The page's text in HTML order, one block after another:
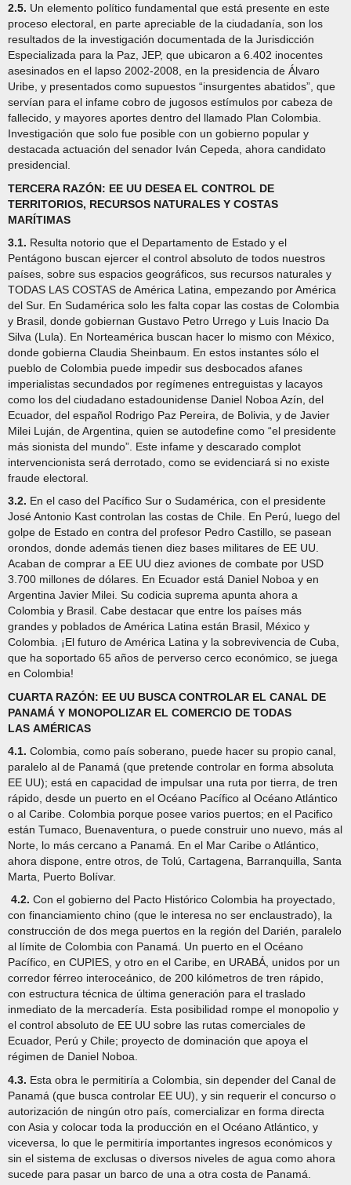
2.5. Un elemento político fundamental que está presente en este
proceso electoral, en parte apreciable de la ciudadanía, son los
resultados de la investigación documentada de la Jurisdicción
Especializada para la Paz, JEP, que ubicaron a 6.402 inocentes
asesinados en el lapso 2002-2008, en la presidencia de Álvaro
Uribe, y presentados como supuestos “insurgentes abatidos”, que
servían para el infame cobro de jugosos estímulos por cabeza de
fallecido, y mayores aportes dentro del llamado Plan Colombia.
Investigación que solo fue posible con un gobierno popular y
destacada actuación del senador Iván Cepeda, ahora candidato
presidencial.
TERCERA RAZÓN: EE UU DESEA EL CONTROL DE
TERRITORIOS, RECURSOS NATURALES Y COSTAS
MARÍTIMAS
3.1. Resulta notorio que el Departamento de Estado y el
Pentágono buscan ejercer el control absoluto de todos nuestros
países, sobre sus espacios geográficos, sus recursos naturales y
TODAS LAS COSTAS de América Latina, empezando por América
del Sur. En Sudamérica solo les falta copar las costas de Colombia
y Brasil, donde gobiernan Gustavo Petro Urrego y Luis Inacio Da
Silva (Lula). En Norteamérica buscan hacer lo mismo con México,
donde gobierna Claudia Sheinbaum. En estos instantes sólo el
pueblo de Colombia puede impedir sus desbocados afanes
imperialistas secundados por regímenes entreguistas y lacayos
como los del ciudadano estadounidense Daniel Noboa Azín, del
Ecuador, del español Rodrigo Paz Pereira, de Bolivia, y de Javier
Milei Luján, de Argentina, quien se autodefine como “el presidente
más sionista del mundo”. Este infame y descarado complot
intervencionista será derrotado, como se evidenciará si no existe
fraude electoral.
3.2. En el caso del Pacífico Sur o Sudamérica, con el presidente
José Antonio Kast controlan las costas de Chile. En Perú, luego del
golpe de Estado en contra del profesor Pedro Castillo, se pasean
orondos, donde además tienen diez bases militares de EE UU.
Acaban de comprar a EE UU diez aviones de combate por USD
3.700 millones de dólares. En Ecuador está Daniel Noboa y en
Argentina Javier Milei. Su codicia suprema apunta ahora a
Colombia y Brasil. Cabe destacar que entre los países más
grandes y poblados de América Latina están Brasil, México y
Colombia. ¡El futuro de América Latina y la sobrevivencia de Cuba,
que ha soportado 65 años de perverso cerco económico, se juega
en Colombia!
CUARTA RAZÓN: EE UU BUSCA CONTROLAR EL CANAL DE
PANAMÁ Y MONOPOLIZAR EL COMERCIO DE TODAS
LAS AMÉRICAS
4.1. Colombia, como país soberano, puede hacer su propio canal,
paralelo al de Panamá (que pretende controlar en forma absoluta
EE UU); está en capacidad de impulsar una ruta por tierra, de tren
rápido, desde un puerto en el Océano Pacífico al Océano Atlántico
o al Caribe. Colombia porque posee varios puertos; en el Pacifico
están Tumaco, Buenaventura, o puede construir uno nuevo, más al
Norte, lo más cercano a Panamá. En el Mar Caribe o Atlántico,
ahora dispone, entre otros, de Tolú, Cartagena, Barranquilla, Santa
Marta, Puerto Bolívar.
4.2. Con el gobierno del Pacto Histórico Colombia ha proyectado,
con financiamiento chino (que le interesa no ser enclaustrado), la
construcción de dos mega puertos en la región del Darién, paralelo
al límite de Colombia con Panamá. Un puerto en el Océano
Pacífico, en CUPIES, y otro en el Caribe, en URABÁ, unidos por un
corredor férreo interoceánico, de 200 kilómetros de tren rápido,
con estructura técnica de última generación para el traslado
inmediato de la mercadería. Esta posibilidad rompe el monopolio y
el control absoluto de EE UU sobre las rutas comerciales de
Ecuador, Perú y Chile; proyecto de dominación que apoya el
régimen de Daniel Noboa.
4.3. Esta obra le permitiría a Colombia, sin depender del Canal de
Panamá (que busca controlar EE UU), y sin requerir el concurso o
autorización de ningún otro país, comercializar en forma directa
con Asia y colocar toda la producción en el Océano Atlántico, y
viceversa, lo que le permitiría importantes ingresos económicos y
sin el sistema de exclusas o diversos niveles de agua como ahora
sucede para pasar un barco de una a otra costa de Panamá.